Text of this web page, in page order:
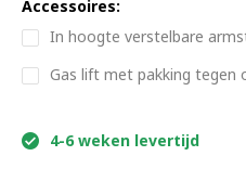
Accessoires:
In hoogte verstelbare
Gas lift met pakking tegen
4-6 weken levertijd